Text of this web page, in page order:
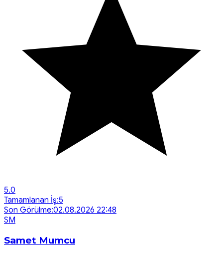
5.0
Tamamlanan İş:5
Son Görülme:02.08.2026 22:48
SM
Samet Mumcu